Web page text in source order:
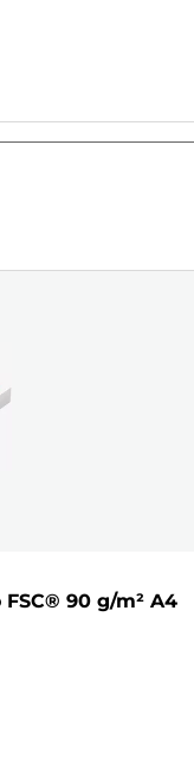
90 g/m² A4